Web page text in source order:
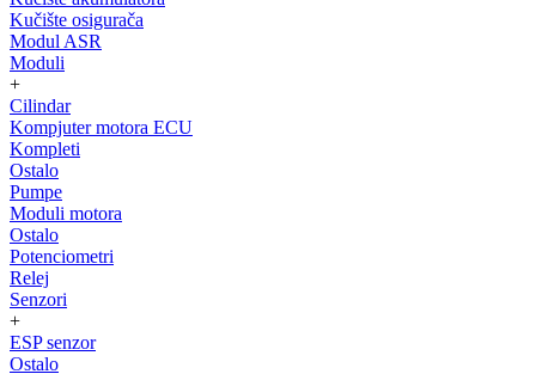
Kučište osigurača
Modul ASR
Moduli
+
Cilindar
Kompjuter motora ECU
Kompleti
Ostalo
Pumpe
Moduli motora
Ostalo
Potenciometri
Relej
Senzori
+
ESP senzor
Ostalo